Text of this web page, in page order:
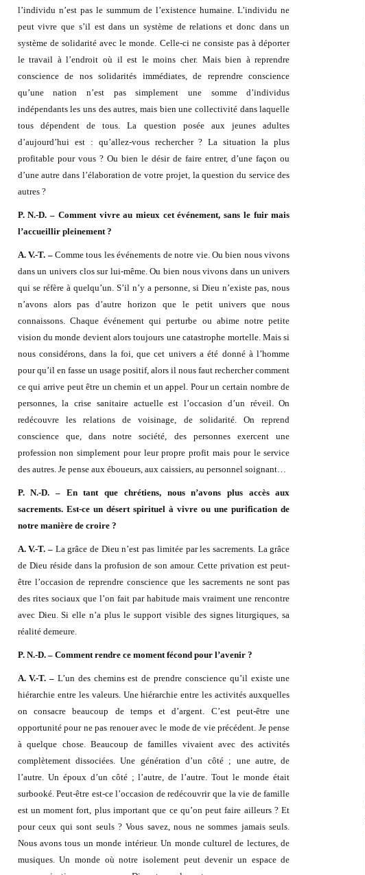
l’individu n’est pas le summum de l’existence humaine. L’individu ne
peut vivre que s’il est dans un système de relations et donc dans un
système de solidarité avec le monde. Celle-ci ne consiste pas à déporter
le travail à l’endroit où il est le moins cher. Mais bien à reprendre
conscience de nos solidarités immédiates, de reprendre conscience
qu’une nation n’est pas simplement une somme d’individus
indépendants les uns des autres, mais bien une collectivité dans laquelle
tous dépendent de tous. La question posée aux jeunes adultes
d’aujourd’hui est : qu’allez-vous rechercher ? La situation la plus
profitable pour vous ? Ou bien le désir de faire entrer, d’une façon ou
d’une autre dans l’élaboration de votre projet, la question du service des
autres ?
P. N.-D. – Comment vivre au mieux cet événement, sans le fuir mais
l’accueillir pleinement ?
A. V.-T. –Comme tous les événements de notre vie. Ou bien nous vivons
dans un univers clos sur lui-même. Ou bien nous vivons dans un univers
qui se réfère à quelqu’un. S’il n’y a personne, si Dieu n’existe pas, nous
n’avons alors pas d’autre horizon que le petit univers que nous
connaissons. Chaque événement qui perturbe ou abime notre petite
vision du monde devient alors toujours une catastrophe mortelle. Mais si
nous considérons, dans la foi, que cet univers a été donné à l’homme
pour qu’il en fasse un usage positif, alors il nous faut rechercher comment
ce qui arrive peut être un chemin et un appel. Pour un certain nombre de
personnes, la crise sanitaire actuelle est l’occasion d’un réveil. On
redécouvre les relations de voisinage, de solidarité. On reprend
conscience que, dans notre société, des personnes exercent une
profession non simplement pour leur propre profit mais pour le service
des autres. Je pense aux éboueurs, aux caissiers, au personnel soignant…
P. N.-D. – En tant que chrétiens, nous n’avons plus accès aux
sacrements. Est-ce un désert spirituel à vivre ou une purification de
notre manière de croire ?
A. V.-T. – La grâce de Dieu n’est pas limitée par les sacrements. La grâce
de Dieu réside dans la profusion de son amour. Cette privation est peut-
être l’occasion de reprendre conscience que les sacrements ne sont pas
des rites sociaux que l’on fait par habitude mais vraiment une rencontre
avec Dieu. Si elle n’a plus le support visible des signes liturgiques, sa
réalité demeure.
P. N.-D. – Comment rendre ce moment fécond pour l’avenir ?
A. V.-T. – L’un des chemins est de prendre conscience qu’il existe une
hiérarchie entre les valeurs. Une hiérarchie entre les activités auxquelles
on consacre beaucoup de temps et d’argent. C’est peut-être une
opportunité pour ne pas renouer avec le mode de vie précédent. Je pense
à quelque chose. Beaucoup de familles vivaient avec des activités
complètement dissociées. Une génération d’un côté ; une autre, de
l’autre. Un époux d’un côté ; l’autre, de l’autre. Tout le monde était
surbooké. Peut-être est-ce l’occasion de redécouvrir que la vie de famille
est un moment fort, plus important que ce qu’on peut faire ailleurs ? Et
pour ceux qui sont seuls ? Vous savez, nous ne sommes jamais seuls.
Nous avons tous un monde intérieur. Un monde culturel de lectures, de
musiques. Un monde où notre isolement peut devenir un espace de